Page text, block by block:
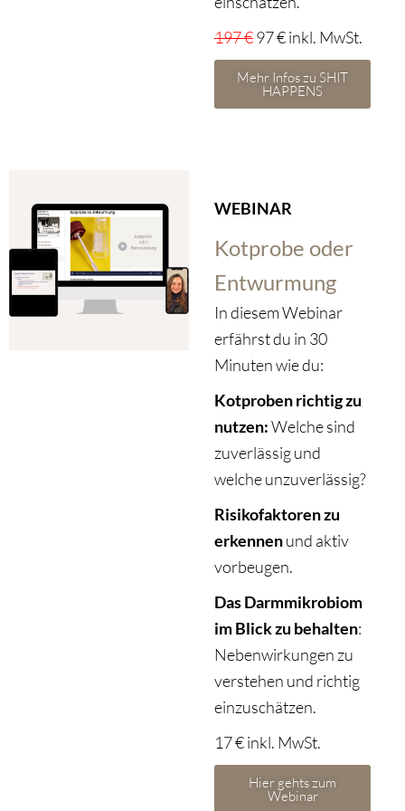
197 €97 € inkl. MwSt.
Mehr Infos zu SHIT
HAPPENS
WEBINAR
Kotprobe oder
Entwurmung
In diesem Webinar
erfährst du in 30
Minuten wie du:
Kotproben richtig zu
nutzen:Welche sind
zuverlässig und
welche unzuverlässig?
Risikofaktoren zu
erkennenund aktiv
vorbeugen.
Das Darmmikrobiom
im Blick zu behalten:
Nebenwirkungen zu
verstehen und richtig
einzuschätzen.
17 € inkl. MwSt.
Hier gehts zum
Webinar